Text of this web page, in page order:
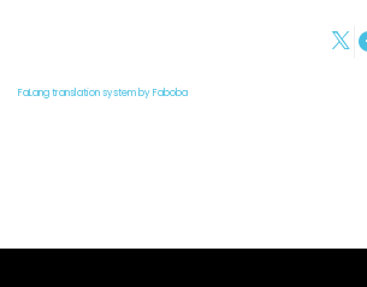
FaLang translation system by Faboba